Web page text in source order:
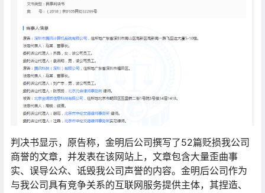
判决书显示，原告称，金明后公司撰写了52篇贬损我公司
商誉的文章，并发表在该网站上，文章包含大量歪曲事
实、误导公众、诋毁我公司声誉的内容。金明后公司作为
与我公司具有竞争关系的互联网服务提供主体，其捏造、